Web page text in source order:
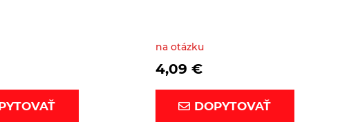
na otázku
4,09 €
DOPYTOVAŤ